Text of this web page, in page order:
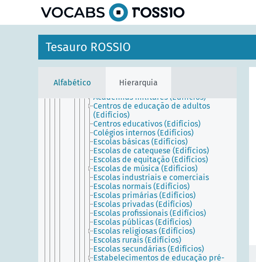
Tesauro ROSSIO
Alfabético Hierarquia
Edifícios experimentais
Edifícios flutuantes
Edifícios históricos
Edifícios ilegais
Edifícios institucionais
Edifícios de assistência social
Edifícios e estruturas construídas de
detenção e correção
Escolas (Edifícios)
Academias de polícia (Edifícios)
Academias militares (Edifícios)
Centros de educação de adultos
(Edifícios)
Centros educativos (Edifícios)
Colégios internos (Edifícios)
Escolas básicas (Edifícios)
Escolas de catequese (Edifícios)
Escolas de equitação (Edifícios)
Escolas de música (Edifícios)
Escolas industriais e comerciais
Escolas normais (Edifícios)
Escolas primárias (Edifícios)
Escolas privadas (Edifícios)
Escolas profissionais (Edifícios)
Escolas públicas (Edifícios)
Escolas religiosas (Edifícios)
Escolas rurais (Edifícios)
Escolas secundárias (Edifícios)
Estabelecimentos de educação pré-